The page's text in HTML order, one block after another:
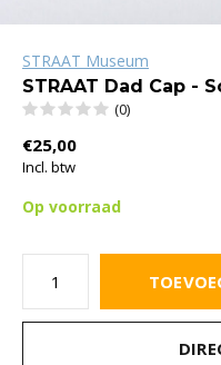
STRAAT Museum
STRAAT Dad Cap -
(0)
€25,00
Incl. btw
Op voorraad